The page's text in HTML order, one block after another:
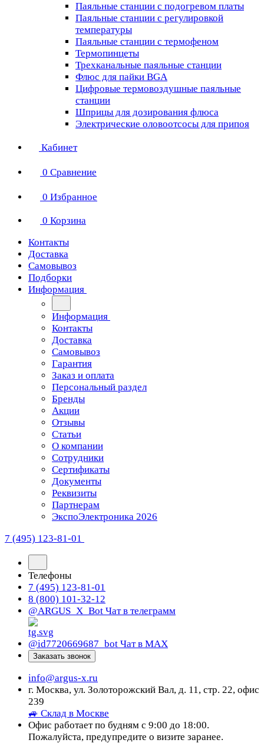
Паяльные станции с подогревом платы
Паяльные станции с регулировкой
температуры
Паяльные станции с термофеном
Термопинцеты
Трехканальные паяльные станции
Флюс для пайки BGA
Цифровые термовоздушные паяльные
станции
Шприцы для дозирования флюса
Электрические оловоотсосы для припоя
Кабинет
0 Сравнение
0 Избранное
0 Корзина
Контакты
Доставка
Самовывоз
Подборки
Информация
Информация
Контакты
Доставка
Самовывоз
Гарантия
Заказ и оплата
Персональный раздел
Бренды
Акции
Отзывы
Статьи
О компании
Сотрудники
Сертификаты
Документы
Реквизиты
Партнерам
ЭкспоЭлектроника 2026
7 (495) 123-81-01
Телефоны
7 (495) 123-81-01
8 (800) 101-32-12
@ARGUS_X_Bot Чат в телеграмм
@id7720669687_bot Чат в МАХ
Заказать звонок
info@argus-x.ru
г. Москва, ул. Золоторожский Вал, д. 11, стр. 22, офис
239
🚙 Склад в Москве
Офис работает по будням с 9:00 до 18:00.
Пожалуйста, предупредите о визите заранее.